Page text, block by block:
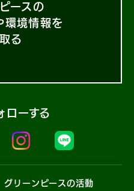
ースの
環境情報を
る
ローする
グリーンピースの活動